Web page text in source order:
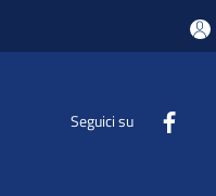
Seguici su